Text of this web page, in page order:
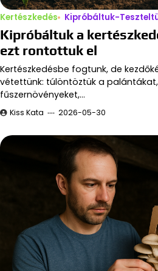
Kertészkedés Kipróbáltuk-
Kipróbáltuk a
ezt rontottuk el
Kertészkedésbe fogtunk, de
vétettünk: túlöntöztük a
fűszernövényeket,…
Kiss Kata 2026-05-30